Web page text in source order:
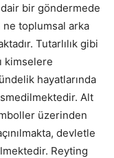
bir göndermede
toplumsal arka
Tutarlılık gibi
kimselere
hayatlarında
Alt
üzerinden
devletle
Reyting